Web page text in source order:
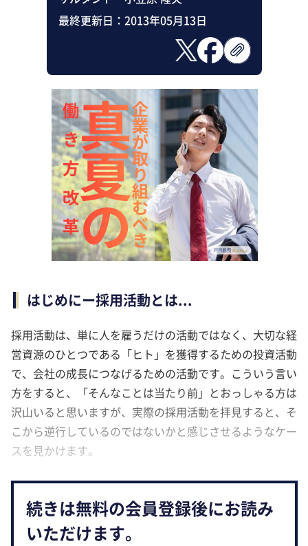
最終更新日： 2013年05月13日
はじめにー採用活動とは...
採用活動は、単に人を雇うだけの活動ではなく、大切な経
営資源のひとつである「ヒト」を獲得するための投資活動
で、会社の成長につなげるための活動です。こういう言い
方をすると、「そんなことは当たり前」とおっしゃる方は
沢山いると思いますが、実際の採用活動を拝見すると、そ
こから逆行しているのではないかと感じさせるようなケー
スを見かけます。
続きは無料の会員登録後にお読み
いただけます。